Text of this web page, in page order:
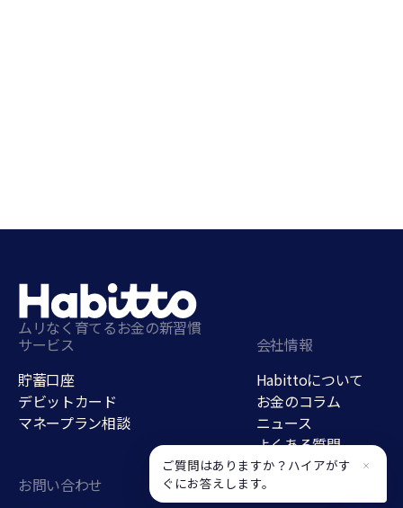
ムリなく育てるお金の新習慣
サービス
貯蓄口座
デビットカード
マネープラン相談
会社情報
Habittoについて
お金のコラム
ニュース
よくある質問
採用情報
お問い合わせ
ご質問はありますか？ハイアがす
ぐにお答えします。